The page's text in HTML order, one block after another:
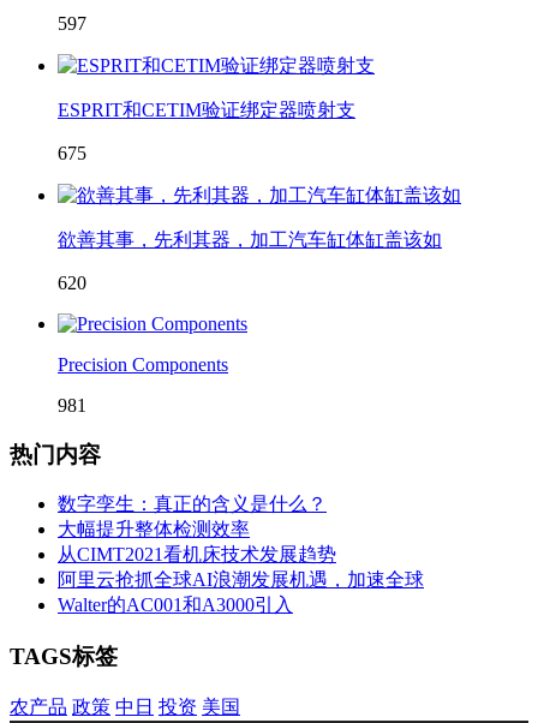
597
ESPRIT和CETIM验证绑定器喷射支
675
欲善其事，先利其器，加工汽车缸体缸盖该如
620
Precision Components
981
热门内容
数字孪生：真正的含义是什么？
大幅提升整体检测效率
从CIMT2021看机床技术发展趋势
阿里云抢抓全球AI浪潮发展机遇，加速全球
Walter的AC001和A3000引入
TAGS标签
农产品 政策 中日 投资 美国